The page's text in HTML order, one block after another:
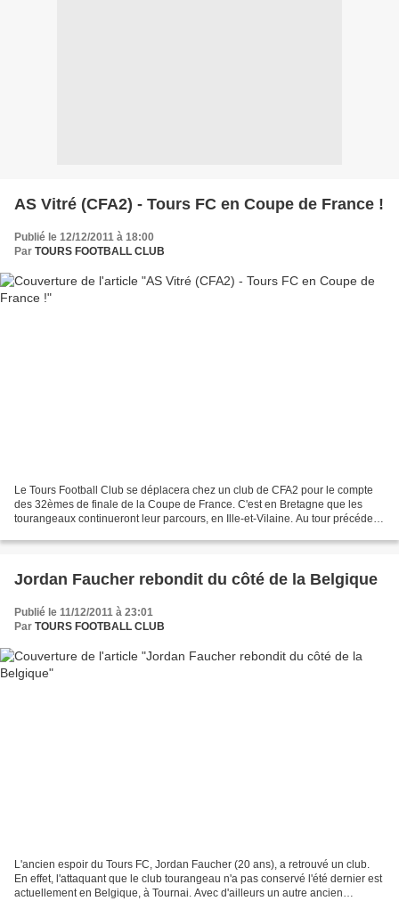
AS Vitré (CFA2) - Tours FC en Coupe de France !
Publié le 12/12/2011 à 18:00
Par TOURS FOOTBALL CLUB
Le Tours Football Club se déplacera chez un club de CFA2 pour le compte
des 32èmes de finale de la Coupe de France. C'est en Bretagne que les
tourangeaux continueront leur parcours, en Ille-et-Vilaine. Au tour précédent,
Jordan Faucher rebondit du côté de la Belgique
Publié le 11/12/2011 à 23:01
Par TOURS FOOTBALL CLUB
L'ancien espoir du Tours FC, Jordan Faucher (20 ans), a retrouvé un club.
En effet, l'attaquant que le club tourangeau n'a pas conservé l'été dernier est
actuellement en Belgique, à Tournai. Avec d'ailleurs un autre ancien